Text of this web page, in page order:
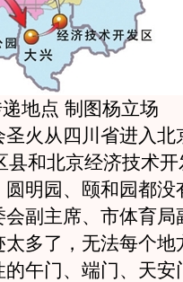
地点 制图杨立场
火从四川省进入北
县和北京经济技术
明园、颐和园都没
副主席、市体育局
多了，无法每个地
午门、端门、天安